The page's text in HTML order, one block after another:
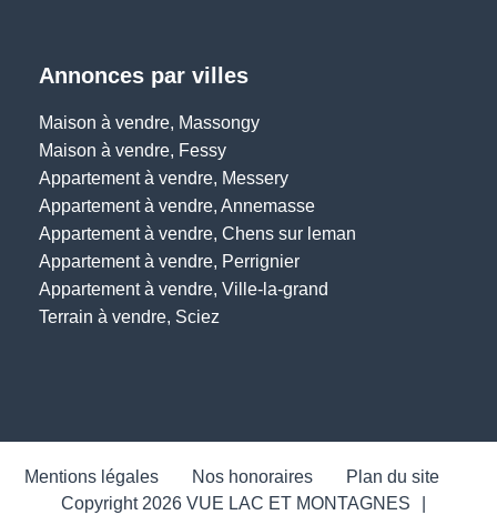
Annonces par villes
Maison à vendre, Massongy
Maison à vendre, Fessy
Appartement à vendre, Messery
Appartement à vendre, Annemasse
Appartement à vendre, Chens sur leman
Appartement à vendre, Perrignier
Appartement à vendre, Ville-la-grand
Terrain à vendre, Sciez
Mentions légales Nos honoraires
Plan du site
Copyright 2026 VUE LAC ET MONTAGNES